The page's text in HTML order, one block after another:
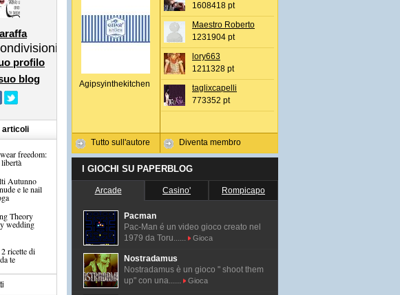
profilo
blog
articoli
freedom:
Autunno
e le nail
Theory
wedding
ricette di
te
Agipsyinthekitchen
Tutto sull'autore
1608418 pt
Maestro Roberto
1231904 pt
lory663
1211328 pt
taglixcapelli
773352 pt
Diventa membro
I GIOCHI SU PAPERBLOG
Arcade Casino' Rompicapo
Pacman
Pac-Man é un video gioco creato nel
1979 da Toru......
Gioca
Nostradamus
Nostradamus è un gioco " shoot them
up" con una......
Gioca